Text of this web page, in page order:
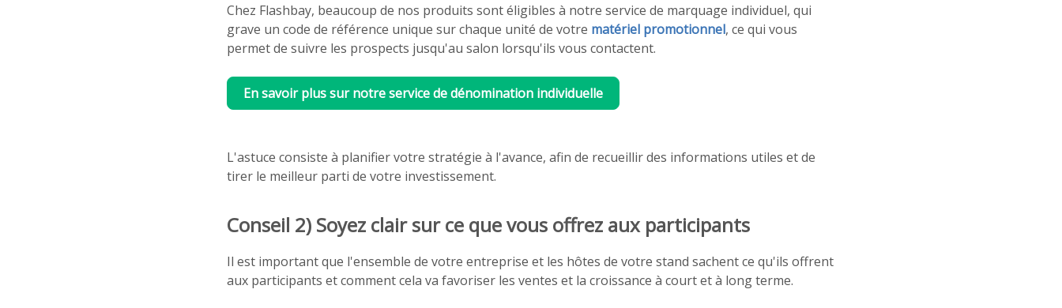
Chez Flashbay, beaucoup de nos produits sont éligibles à notre service de marquage individuel, qui
grave un code de référence unique sur chaque unité de votre matériel promotionnel, ce qui vous
permet de suivre les prospects jusqu'au salon lorsqu'ils vous contactent.
En savoir plus sur notre service de dénomination individuelle
L'astuce consiste à planifier votre stratégie à l'avance, afin de recueillir des informations utiles et de
tirer le meilleur parti de votre investissement.
Conseil 2) Soyez clair sur ce que vous offrez aux participants
Il est important que l'ensemble de votre entreprise et les hôtes de votre stand sachent ce qu'ils offrent
aux participants et comment cela va favoriser les ventes et la croissance à court et à long terme.